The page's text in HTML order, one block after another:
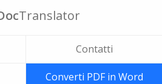
Translator
Contatti
Converti PDF in Word